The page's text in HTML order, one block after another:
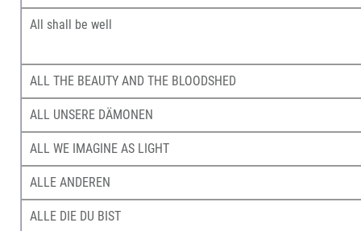
All shall be well
ALL THE BEAUTY AND THE BLOODSHED
ALL UNSERE DÄMONEN
ALL WE IMAGINE AS LIGHT
ALLE ANDEREN
ALLE DIE DU BIST